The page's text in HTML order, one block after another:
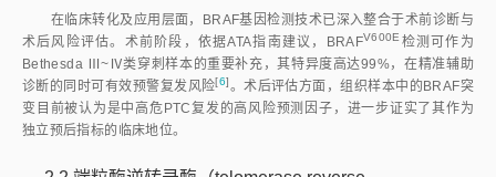
在临床转化及应用层面，BRAF基因检测技术已深入整合于术前诊断与
术后风险评估。术前阶段，依据ATA指南建议，BRA FV600E 检测可作为
Bethesda Ⅲ~Ⅳ类穿刺样本的重要补充，其特异度高达99%，在精准辅助
诊断的同时可有效预警复发风险[6]。术后评估方面，组织样本中的BRAF突
变目前被认为是中高危PTC复发的高风险预测因子，进一步证实了其作为
独立预后指标的临床地位。